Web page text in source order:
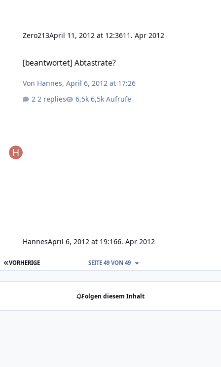
Zero213April 11, 2012 at 12:3611. Apr 2012
[beantwortet] Abtastrate?
Von Hannes,April 6, 2012 at 17:26
2 replies
6,5k Aufrufe
HannesApril 6, 2012 at 19:166. Apr 2012
ERSTE SEITE
VORHERIGE SEITE 49 VON 49
Folgen diesem Inhalt